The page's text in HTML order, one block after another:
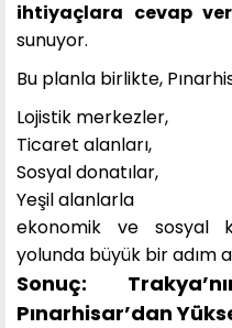
ihtiyaçlara cevap
sunuyor.
Bu planla birlikte,
Lojistik merkezler,
Ticaret alanları,
Sosyal donatılar,
Yeşil alanlarla
ekonomik ve sosyal
yolunda büyük bir adım
Sonuç:
Pınarhisar’dan